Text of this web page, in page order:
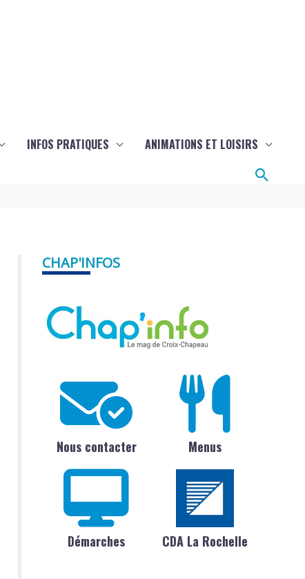
INFOS PRATIQUES ANIMATIONS ET LOISIRS
CHAP'INFOS
Nous contacter Menus
Démarches CDA La Rochelle